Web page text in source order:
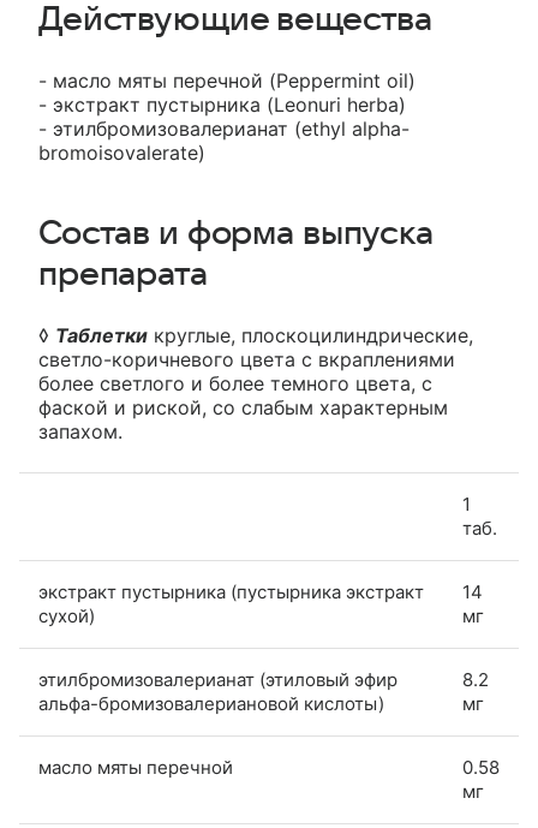
Действующие вещества
- масло мяты перечной (Peppermint oil)
- экстракт пустырника (Leonuri herba)
- этилбромизовалерианат (ethyl alpha-
bromoisovalerate)
Состав и форма выпуска
препарата
◊ Таблетки круглые, плоскоцилиндрические,
светло-коричневого цвета с вкраплениями
более светлого и более темного цвета, с
фаской и риской, со слабым характерным
запахом.
1
таб.
экстракт пустырника (пустырника экстракт
сухой)
14
мг
этилбромизовалерианат (этиловый эфир
альфа-бромизовалериановой кислоты)
8.2
мг
масло мяты перечной
0.58
мг